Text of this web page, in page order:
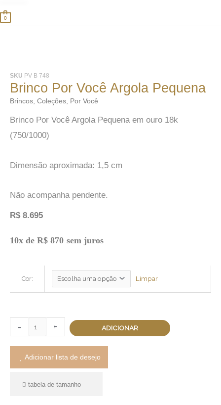
0
SKU PV B 748
Brinco Por Você Argola Pequena
Brincos Coleções Por Você
Brinco Por Você Argola Pequena em ouro 18k
(750/1000)
Dimensão aproximada: 1,5 cm
Não acompanha pendente.
R$ 8.695
10x de R$ 870 sem juros
Cor: Limpar
- + ADICIONAR
Adicionar lista de desejo
tabela de tamanho